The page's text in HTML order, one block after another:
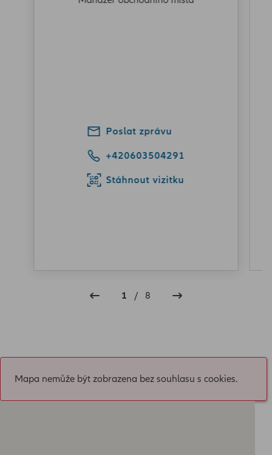
Poslat zprávu
+420603504291
Stáhnout vizitku
1 / 8
Mapa nemůže být zobrazena bez souhlasu s cookies.